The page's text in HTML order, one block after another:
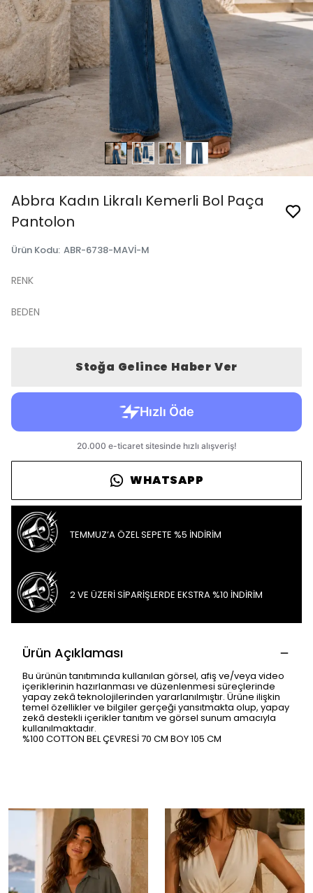
Abbra Kadın Likralı Kemerli Bol Paça
Pantolon
Ürün Kodu: ABR-6738-MAVİ-M
RENK
BEDEN
Stoğa Gelince Haber Ver
WHATSAPP
TEMMUZ’A ÖZEL SEPETE %5 İNDİRİM
2 VE ÜZERİ SİPARİŞLERDE EKSTRA %10 İNDİRİM
Ürün Açıklaması
Bu ürünün tanıtımında kullanılan görsel, afiş ve/veya video
içeriklerinin hazırlanması ve düzenlenmesi süreçlerinde
yapay zekâ teknolojilerinden yararlanılmıştır. Ürüne ilişkin
temel özellikler ve bilgiler gerçeği yansıtmakta olup, yapay
zekâ destekli içerikler tanıtım ve görsel sunum amacıyla
kullanılmaktadır.
%100 COTTON BEL ÇEVRESİ 70 CM BOY 105 CM